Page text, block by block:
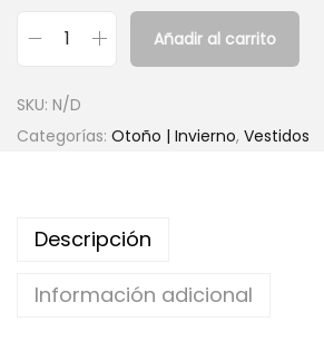
s
t
o
o
Añadir al carrito
SKU: N/D
Categorías: Otoño | Invierno, Vestidos
Descripción
Información adicional